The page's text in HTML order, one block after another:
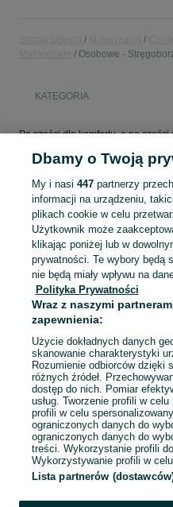
Osobowe -
KATEGORIA
Mapa miejscowości
Mapa ministron
Popularne wyszukiwania
Dbamy o Twoją
My i nasi 447partnerzy
informacji na urządzeniu,
plikach cookie w celu
Użytkownik może
klikając poniżej lub w
prywatności. Te wybory będą
nie będą miały wpływu na
Polityka Prywatności
Wraz z naszymi
zapewnienia:
Użycie dokładnych danych
skanowanie charakterystyki
Rozumienie odbiorców dzięki
różnych źródeł.
dostęp do nich. Pomiar
usług. Tworzenie profili w
profili w celu
ograniczonych danych do
ograniczonych danych do
treści. Wykorzystanie profili
Wykorzystywanie profili w
Lista partnerów